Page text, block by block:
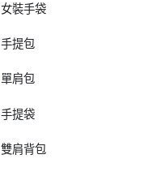
女裝手袋
手提包
單肩包
手提袋
雙肩背包